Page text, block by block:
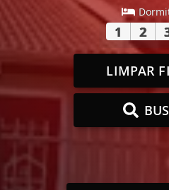
1 2
LIMPAR